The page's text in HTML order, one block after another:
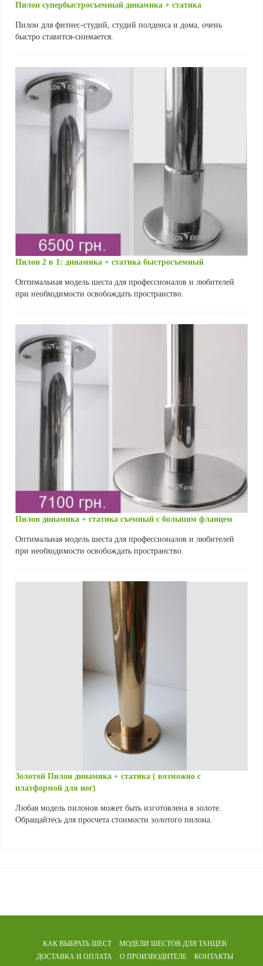
Пилон супербыстросъемный динамика + статика
Пилон для фитнес-студий, студий полденса и дома, очень
быстро ставится-снимается.
Пилон 2 в 1: динамика + статика быстросъемный
Оптимальная модель шеста для профессионалов и любителей
при необходимости освобождать пространство.
Пилон динамика + статика съемный с большим фланцем
Оптимальная модель шеста для профессионалов и любителей
при необходимости освобождать пространство.
Золотой Пилон динамика + статика ( возможно c
платформой для ног)
Любая модель пилонов может быть изготовлена в золоте.
Обращайтесь для просчета стоимости золотого пилона.
КАК ВЫБРАТЬ ШЕСТ МОДЕЛИ ШЕСТОВДЛЯ ТАНЦЕВ
ДОСТАВКА И ОПЛАТА
О ПРОИЗВОДИТЕЛЕ КОНТАКТЫ